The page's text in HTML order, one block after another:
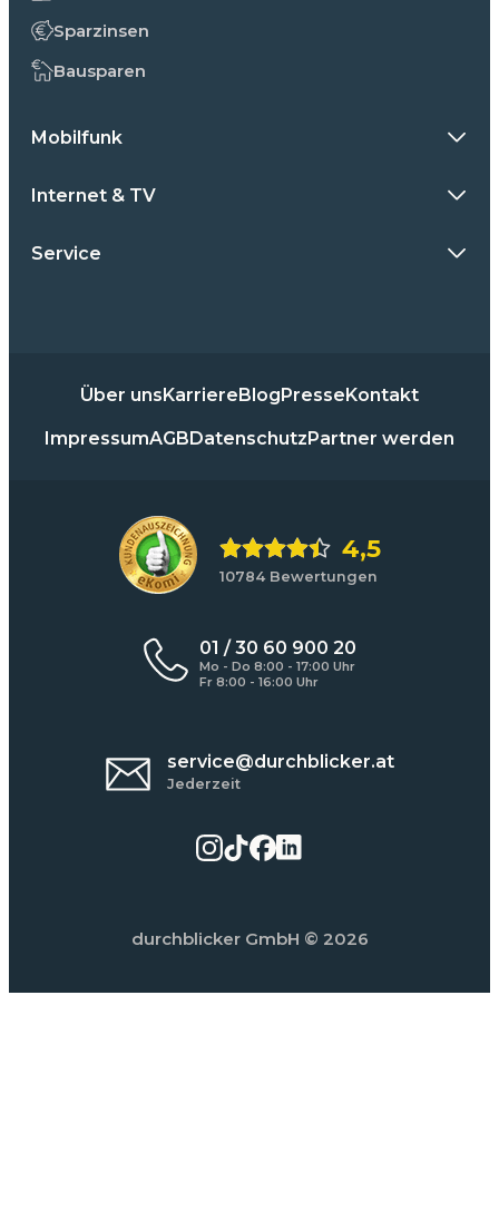
Sparzinsen
Bausparen
Mobilfunk
Internet & TV
Service
Über unsKarriereBlogPresseKontakt
ImpressumAGBDatenschutzPartner werden
4,5
10784 Bewertungen
01 / 30 60 900 20
Mo - Do 8:00 - 17:00 Uhr
Fr 8:00 - 16:00 Uhr
service@durchblicker.at
Jederzeit
durchblicker GmbH © 2026